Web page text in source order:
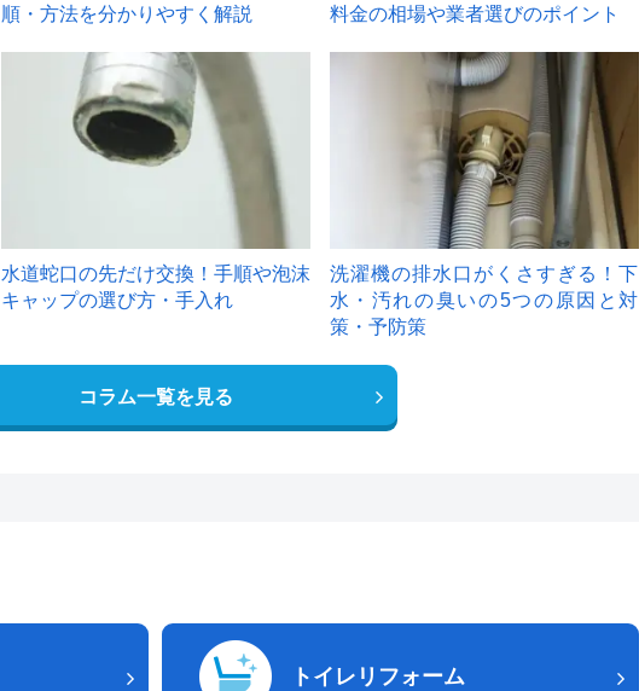
順・方法を分かりやすく解説
料金の相場や業者選びのポイント
水道蛇口の先だけ交換！手順や泡沫
キャップの選び方・手入れ
洗濯機の排水口がくさすぎる！下
水・汚れの臭いの5つの原因と対
策・予防策
コラム一覧を見る
トイレリフォーム